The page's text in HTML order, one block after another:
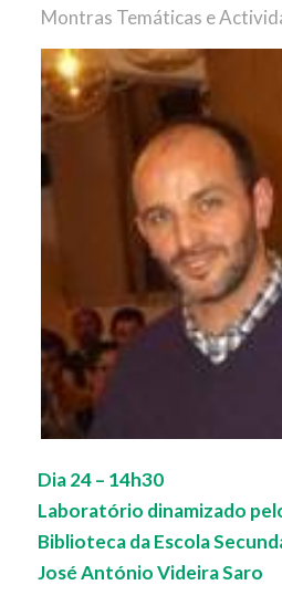
Montras Temáticas e
Dia 24 – 14h30
Laboratório dinamizado
Biblioteca da Escola
José António Videira Saro